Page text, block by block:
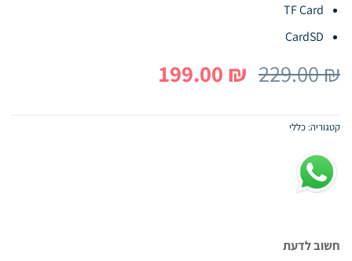
TF Card
CardSD
229.00₪ המחיר
היה:
199.00 ₪ המחיר
הוא: קטגוריה: כללי
חשוב לדעת